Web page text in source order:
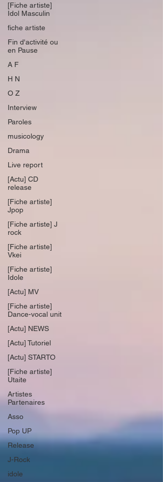
[Fiche artiste]
Idol Masculin
fiche artiste
Fin d'activité ou
en Pause
A F
H N
O Z
Interview
Paroles
musicology
Drama
Live report
[Actu] CD
release
[Fiche artiste]
Jpop
[Fiche artiste] J
rock
[Fiche artiste]
Vkei
[Fiche artiste]
Idole
[Actu] MV
[Fiche artiste]
Dance-vocal unit
[Actu] NEWS
[Actu] Tutoriel
[Actu] STARTO
[Fiche artiste]
Utaite
Artistes
Partenaires
Asso
Pop UP
Release
J-Rock
idole